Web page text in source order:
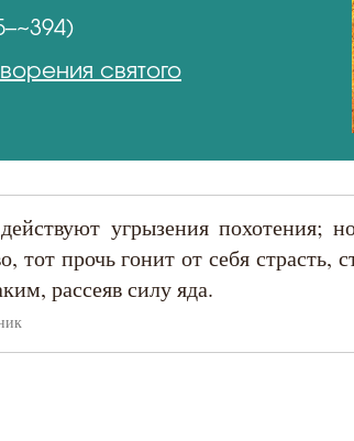
Творения святого
угрызения похотения;
тот прочь гонит от себя страсть,
рассеяв силу яда.